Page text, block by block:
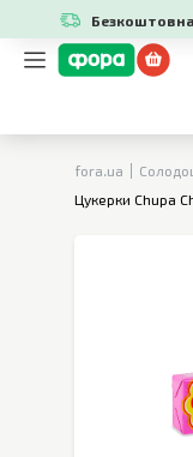
fora.ua
Цукерки Chupa